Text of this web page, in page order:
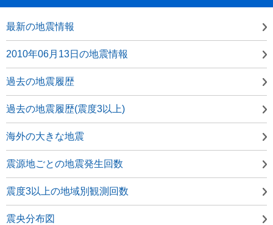
最新の地震情報
2010年06月13日の地震情報
過去の地震履歴
過去の地震履歴(震度3以上)
海外の大きな地震
震源地ごとの地震発生回数
震度3以上の地域別観測回数
震央分布図